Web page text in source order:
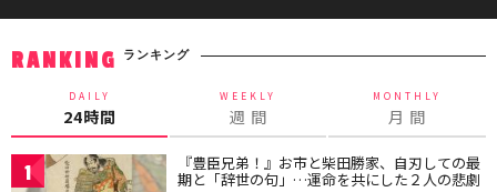
RANKING ランキング
DAILY
24時間
WEEKLY
週 間
MONTHLY
月 間
1 『豊臣兄弟！』お市と柴田勝家、自刃しての最
期と「辞世の句」…運命を共にした２人の悲劇